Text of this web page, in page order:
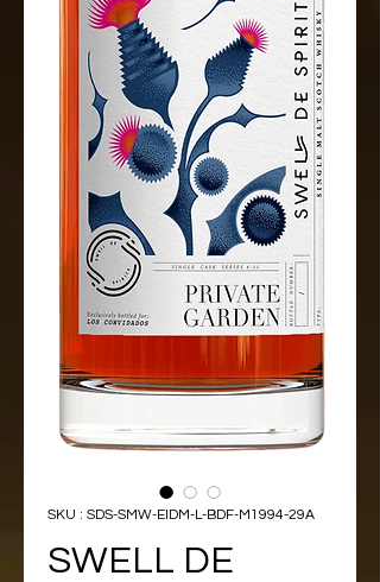
SKU : SDS-SMW-EIDM-L-BDF-M1994-29A
SWELL DE